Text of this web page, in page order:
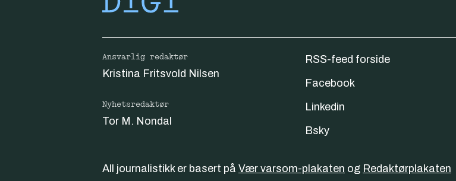
Ansvarlig redaktør
Kristina Fritsvold Nilsen
Nyhetsredaktør
Tor M. Nondal
RSS-feed forside
Facebook
Linkedin
Bsky
All journalistikk er basert på Vær varsom-plakaten og Redaktørplakaten